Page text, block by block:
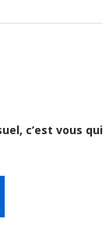
c’est vous qui